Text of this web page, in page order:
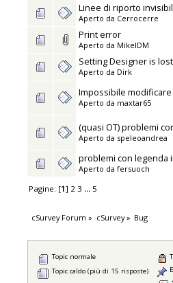
Linee di riporto
Aperto da Cerrocerre
Print error
Aperto da MikelDM
Setting Designer is lost
Aperto da Dirk
Impossibile
Aperto da maxtar65
(quasi OT) problemi
Aperto da speleoandrea
problemi con legenda
Aperto da fersuoch
Pagine: [1] 2 3 ... 5
cSurvey Forum » cSurvey» Bug
Topic normale
Topic caldo (più di 15 risposte)